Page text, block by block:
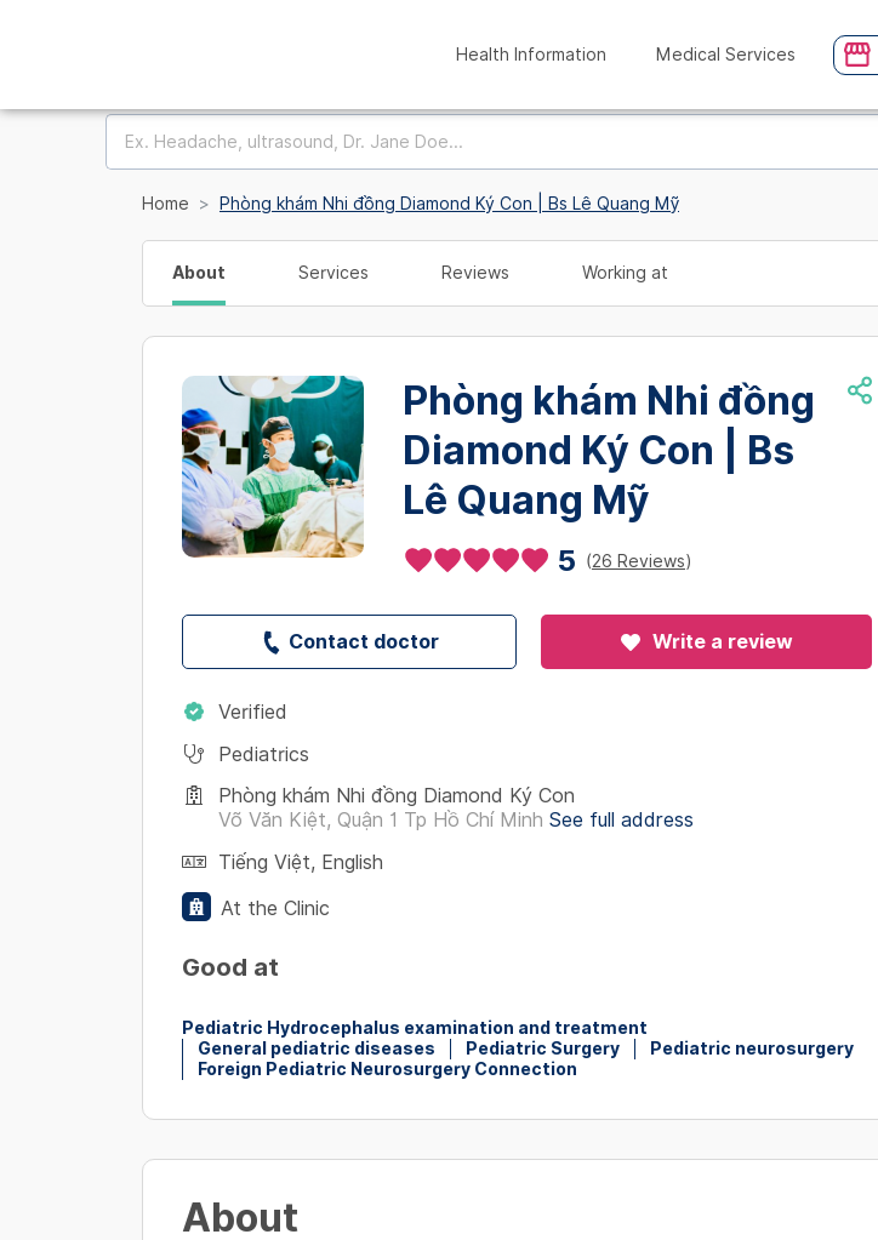
Health Information Medical Services
Home Phòng khám Nhi đồng Diamond Ký Con | Bs Lê Quang Mỹ
About Services Reviews Working at
Phòng khám Nhi đồng
Diamond Ký Con | Bs
Lê Quang Mỹ
5 (26 Reviews)
Contact doctor Write a review
Verified
Pediatrics
Phòng khám Nhi đồng Diamond Ký Con
Võ Văn Kiệt, Quận 1 Tp Hồ Chí Minh See full address
Tiếng Việt, English
At the Clinic
Good at
Pediatric Hydrocephalus examination and treatment
General pediatric diseases
Pediatric Surgery
Pediatric neurosurgery
Foreign Pediatric Neurosurgery Connection
About